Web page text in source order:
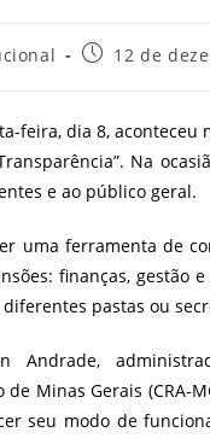
Post12 de
feira, dia 8, aconteceu
Na
e ao público geral.
uma ferramenta de
finanças, gestão
pastas ou
Andrade,
de Minas Gerais (CRA-
seu modo de